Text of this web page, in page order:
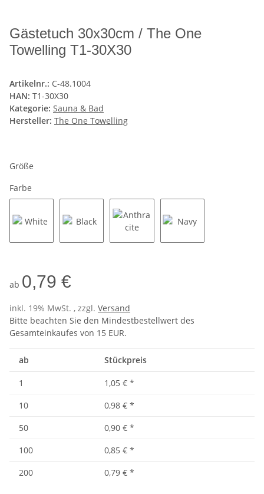
Gästetuch 30x30cm / The One
Towelling T1-30X30
Artikelnr.: C-48.1004
HAN: T1-30X30
Kategorie: Sauna & Bad
Hersteller: The One Towelling
Größe
Farbe
ab 0,79 €
inkl. 19% MwSt. , zzgl. Versand
Bitte beachten Sie den Mindestbestellwert des
Gesamteinkaufes von 15 EUR.
ab Stückpreis
1 1,05 € *
10
0,98 € *
50
0,90 € *
100
0,85 € *
200
0,79 € *